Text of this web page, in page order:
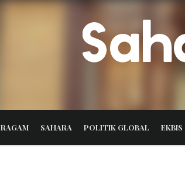
RAGAM SAHARA POLITIK GLOBAL EKBIS